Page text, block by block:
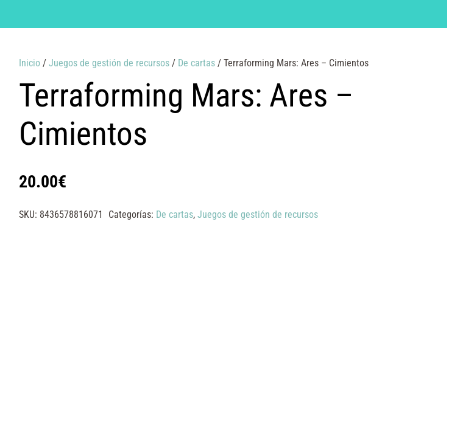
Inicio/ Juegos de gestión de recursos/ De cartas/ Terraforming Mars: Ares – Cimientos
Terraforming Mars: Ares –
Cimientos
20.00€
SKU: 8436578816071 Categorías: De cartas, Juegos de gestión de recursos